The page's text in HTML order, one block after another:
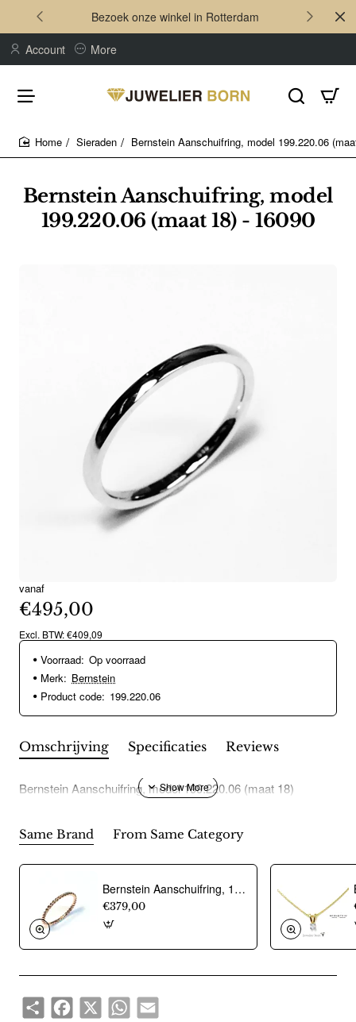
Bezoek onze winkel in Rotterdam
Account More
Bernstein Aanschuifring, model
199.220.06 (maat 18) - 16090
Sieraden Bernstein Aanschuifring, model 199.220.06
vanaf
€495,00
Excl. BTW: €409,09
Voorraad: Op voorraad
Merk: Bernstein
Product code: 199.220.06
Omschrijving Specificaties Reviews
Bernstein Aanschuifring, model 199.220.06 (maat 18)
Same Brand From Same Category
Bernstein Aanschuifring, 14krt.rose goud (maat 17,5) - 12686
€379,00
ShareFacebook
X WhatsAppEmail